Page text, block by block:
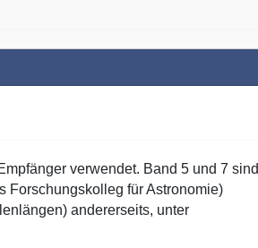
verwendet. Band 5 und 7 sind
Forschungskolleg für Astronomie)
andererseits, unter